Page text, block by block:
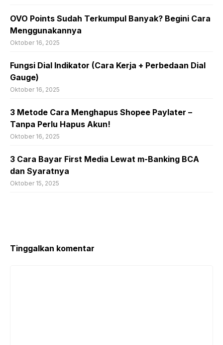
OVO Points Sudah Terkumpul Banyak? Begini Cara
Menggunakannya
Oktober 16, 2025
Fungsi Dial Indikator (Cara Kerja + Perbedaan Dial
Gauge)
Oktober 16, 2025
3 Metode Cara Menghapus Shopee Paylater –
Tanpa Perlu Hapus Akun!
Oktober 16, 2025
3 Cara Bayar First Media Lewat m-Banking BCA
dan Syaratnya
Oktober 15, 2025
Tinggalkan komentar